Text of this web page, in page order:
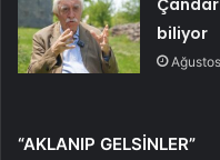
biliyor
“AKLANIP GELSİNLER”